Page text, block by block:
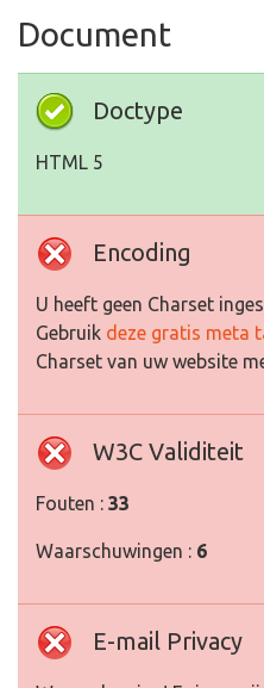
Document
Doctype
HTML 5
Encoding
U heeft geen Charset
Gebruik deze gratis meta
Charset van uw website
W3C Validiteit
Fouten : 33
Waarschuwingen : 6
E-mail Privacy